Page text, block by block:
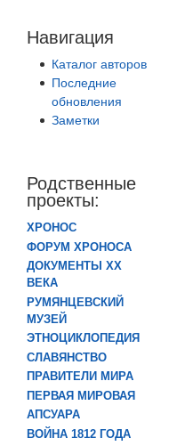
Навигация
Каталог авторов
Последние
обновления
Заметки
Родственные
проекты:
ХРОНОС
ФОРУМ ХРОНОСА
ДОКУМЕНТЫ XX
ВЕКА
РУМЯНЦЕВСКИЙ
МУЗЕЙ
ЭТНОЦИКЛОПЕДИЯ
СЛАВЯНСТВО
ПРАВИТЕЛИ МИРА
ПЕРВАЯ МИРОВАЯ
АПСУАРА
ВОЙНА 1812 ГОДА